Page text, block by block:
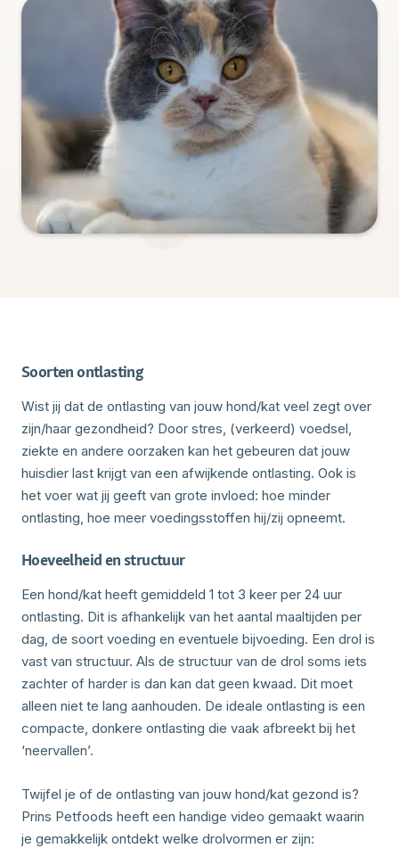
Soorten ontlasting
Wist jij dat de ontlasting van jouw hond/kat veel zegt over
zijn/haar gezondheid? Door stres, (verkeerd) voedsel,
ziekte en andere oorzaken kan het gebeuren dat jouw
huisdier last krijgt van een afwijkende ontlasting. Ook is
het voer wat jij geeft van grote invloed: hoe minder
ontlasting, hoe meer voedingsstoffen hij/zij opneemt.
Hoeveelheid en structuur
Een hond/kat heeft gemiddeld 1 tot 3 keer per 24 uur
ontlasting. Dit is afhankelijk van het aantal maaltijden per
dag, de soort voeding en eventuele bijvoeding. Een drol is
vast van structuur. Als de structuur van de drol soms iets
zachter of harder is dan kan dat geen kwaad. Dit moet
alleen niet te lang aanhouden. De ideale ontlasting is een
compacte, donkere ontlasting die vaak afbreekt bij het
‘neervallen’.
Twijfel je of de ontlasting van jouw hond/kat gezond is?
Prins Petfoods heeft een handige video gemaakt waarin
je gemakkelijk ontdekt welke drolvormen er zijn: